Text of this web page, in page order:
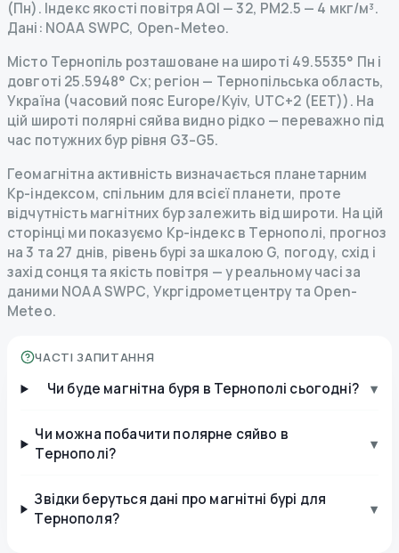
(Пн). Індекс якості повітря AQI — 32, PM2.5 — 4 мкг/м³.
Дані: NOAA SWPC, Open-Meteo.
Місто Тернопіль розташоване на широті 49.5535° Пн і
довготі 25.5948° Сх; регіон — Тернопільська область,
Україна (часовий пояс Europe/Kyiv, UTC+2 (EET)). На
цій широті полярні сяйва видно рідко — переважно під
час потужних бур рівня G3–G5.
Геомагнітна активність визначається планетарним
Kp-індексом, спільним для всієї планети, проте
відчутність магнітних бур залежить від широти. На цій
сторінці ми показуємо Kp-індекс в Тернополі, прогноз
на 3 та 27 днів, рівень бурі за шкалою G, погоду, схід і
захід сонця та якість повітря — у реальному часі за
даними NOAA SWPC, Укргідрометцентру та Open-
Meteo.
ЧАСТІ ЗАПИТАННЯ
Чи буде магнітна буря в Тернополі сьогодні? ▾
Чи можна побачити полярне сяйво в
Тернополі?
▾
Звідки беруться дані про магнітні бурі для
Тернополя?
▾